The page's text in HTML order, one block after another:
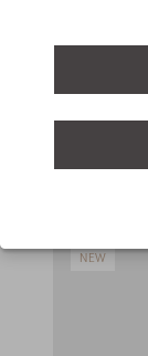
NEW